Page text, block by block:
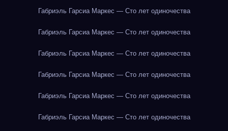
Габриэль Гарсиа Маркес — Сто лет одиночества
Габриэль Гарсиа Маркес — Сто лет одиночества
Габриэль Гарсиа Маркес — Сто лет одиночества
Габриэль Гарсиа Маркес — Сто лет одиночества
Габриэль Гарсиа Маркес — Сто лет одиночества
Габриэль Гарсиа Маркес — Сто лет одиночества